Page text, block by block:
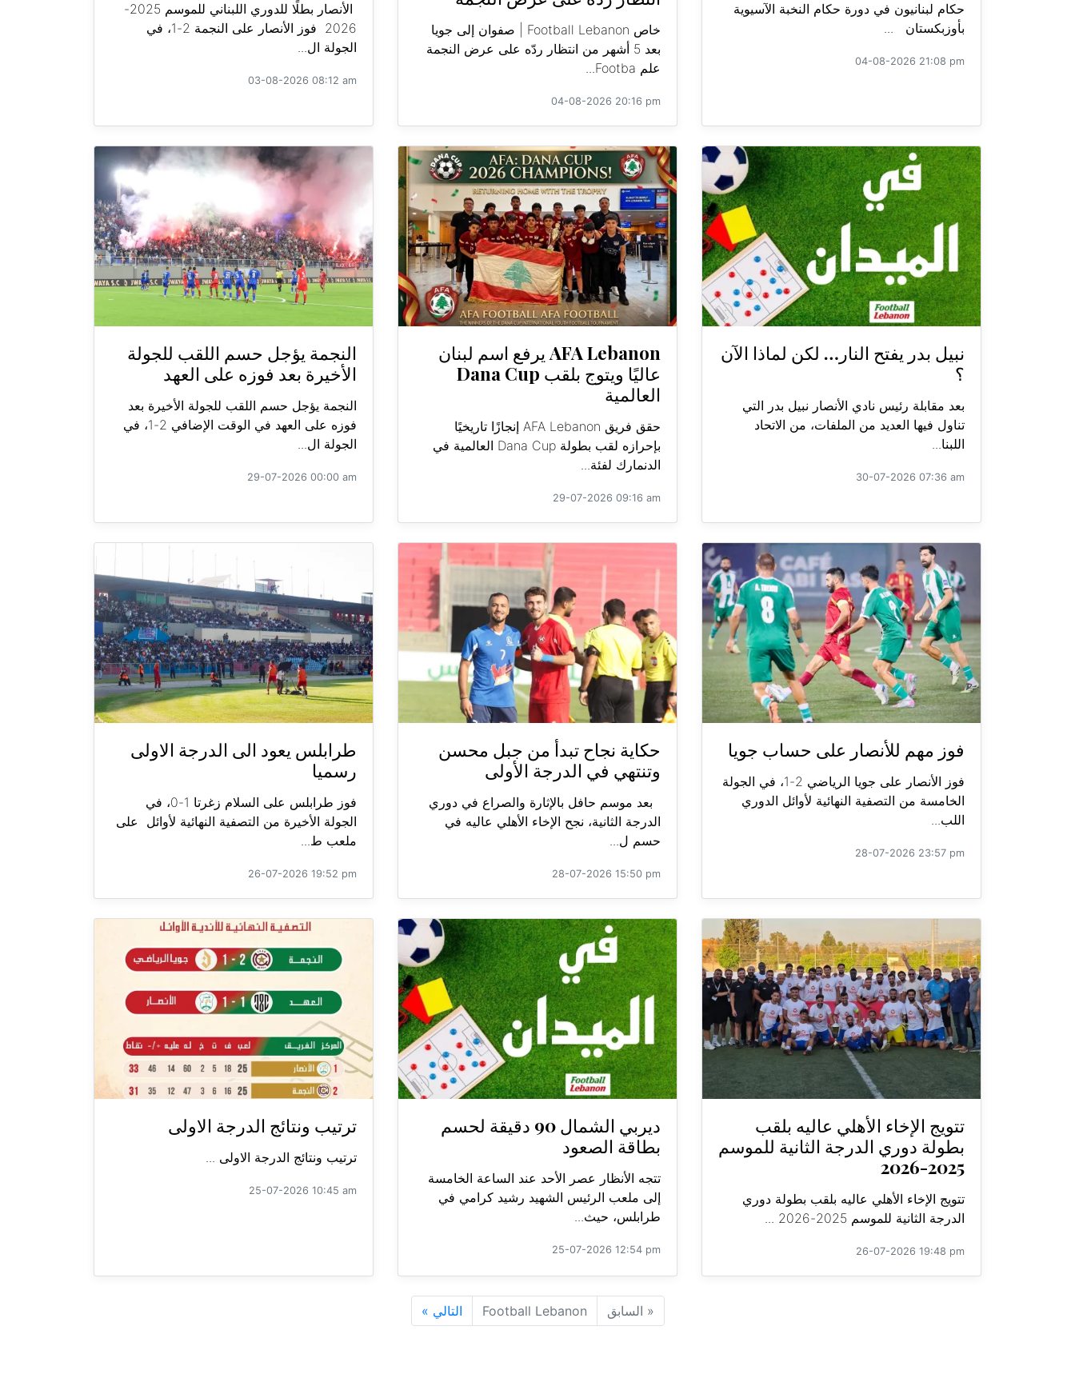
حكام لبنانيون في دورة حكام النخبة الآسيوية
بأوزبكستان ...
04-08-2026 21:08 pm
خاص Football Lebanon | صفوان إلى جويا
بعد 5 أشهر من انتظار ردّه على عرض النجمة
علم Footba...
04-08-2026 20:16 pm
الأنصار بطلًا للدوري اللبناني للموسم 2025-
2026 فوز الأنصار على النجمة 2-1، في
الجولة ال...
03-08-2026 08:12 am
نبيل بدر يفتح النار… لكن لماذا الآن
؟
بعد مقابلة رئيس نادي الأنصار نبيل بدر التي
تناول فيها العديد من الملفات، من الاتحاد
اللبنا...
30-07-2026 07:36 am
AFA Lebanon يرفع اسم لبنان
عاليًا ويتوج بلقب Dana Cup
العالمية
حقق فريق AFA Lebanon إنجازًا تاريخيًا
بإحرازه لقب بطولة Dana Cup العالمية في
الدنمارك لفئة...
29-07-2026 09:16 am
النجمة يؤجل حسم اللقب للجولة
الأخيرة بعد فوزه على العهد
النجمة يؤجل حسم اللقب للجولة الأخيرة بعد
فوزه على العهد في الوقت الإضافي 2-1، في
الجولة ال...
29-07-2026 00:00 am
فوز مهم للأنصار على حساب جويا
فوز الأنصار على جويا الرياضي 2-1، في الجولة
الخامسة من التصفية النهائية لأوائل الدوري
اللب...
28-07-2026 23:57 pm
حكاية نجاح تبدأ من جبل محسن
وتنتهي في الدرجة الأولى
بعد موسم حافل بالإثارة والصراع في دوري
الدرجة الثانية، نجح الإخاء الأهلي عاليه في
حسم ل...
28-07-2026 15:50 pm
طرابلس يعود الى الدرجة الاولى
رسميا
فوز طرابلس على السلام زغرتا 1-0، في
الجولة الأخيرة من التصفية النهائية لأوائل على
ملعب ط...
26-07-2026 19:52 pm
تتويج الإخاء الأهلي عاليه بلقب
بطولة دوري الدرجة الثانية للموسم
2025-2026
تتويج الإخاء الأهلي عاليه بلقب بطولة دوري
الدرجة الثانية للموسم 2025-2026 ...
26-07-2026 19:48 pm
ديربي الشمال 90 دقيقة لحسم
بطاقة الصعود
تتجه الأنظار عصر الأحد عند الساعة الخامسة
إلى ملعب الرئيس الشهيد رشيد كرامي في
طرابلس، حيث...
25-07-2026 12:54 pm
ترتيب ونتائج الدرجة الاولى
ترتيب ونتائج الدرجة الاولى ...
25-07-2026 10:45 am
« السابق Football Lebanon التالي »